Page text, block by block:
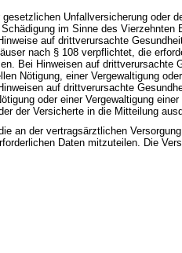
Unfallversicherung oder
im Sinne des Vierzehnten
auf drittverursachte
nach § 108 verpflichtet, die
Bei Hinweisen auf drittverursachte
Nötigung, einer Vergewaltigung
auf drittverursachte
oder einer Vergewaltigung
der Versicherte in die Mitteilung
an der vertragsärztlichen
Daten mitzuteilen. Die